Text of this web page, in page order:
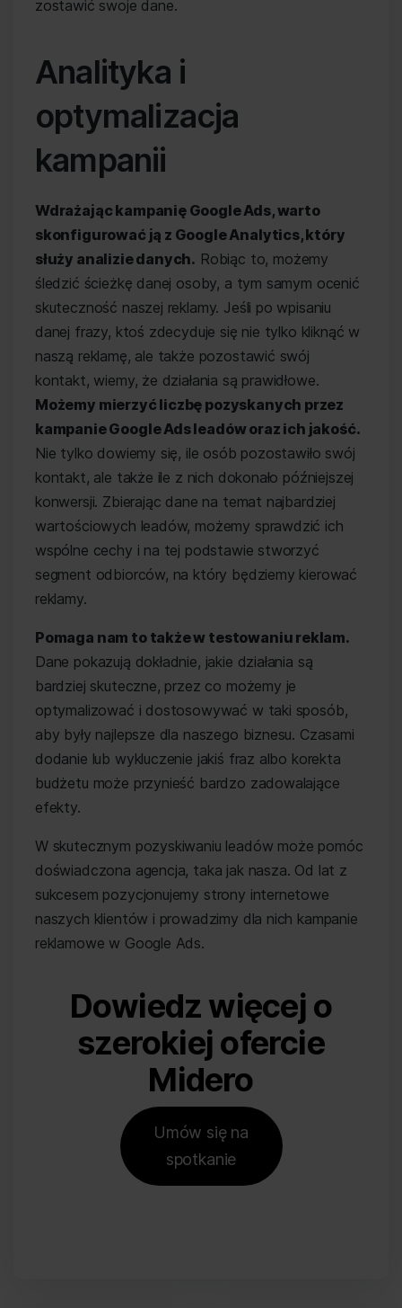
zostawić swoje dane.
Analityka i
optymalizacja
kampanii
Wdrażając kampanię Google Ads, warto
skonfigurować ją z Google Analytics, który
służy analizie danych. Robiąc to, możemy
śledzić ścieżkę danej osoby, a tym samym ocenić
skuteczność naszej reklamy. Jeśli po wpisaniu
danej frazy, ktoś zdecyduje się nie tylko kliknąć w
naszą reklamę, ale także pozostawić swój
kontakt, wiemy, że działania są prawidłowe.
Możemy mierzyć liczbę pozyskanych przez
kampanie Google Ads leadów oraz ich jakość.
Nie tylko dowiemy się, ile osób pozostawiło swój
kontakt, ale także ile z nich dokonało późniejszej
konwersji. Zbierając dane na temat najbardziej
wartościowych leadów, możemy sprawdzić ich
wspólne cechy i na tej podstawie stworzyć
segment odbiorców, na który będziemy kierować
reklamy.
Pomaga nam to także w testowaniu reklam.
Dane pokazują dokładnie, jakie działania są
bardziej skuteczne, przez co możemy je
optymalizować i dostosowywać w taki sposób,
aby były najlepsze dla naszego biznesu. Czasami
dodanie lub wykluczenie jakiś fraz albo korekta
budżetu może przynieść bardzo zadowalające
efekty.
W skutecznym pozyskiwaniu leadów może pomóc
doświadczona agencja, taka jak nasza. Od lat z
sukcesem pozycjonujemy strony internetowe
naszych klientów i prowadzimy dla nich kampanie
reklamowe w Google Ads.
Dowiedz więcej o
szerokiej ofercie
Midero
Umów się na
spotkanie